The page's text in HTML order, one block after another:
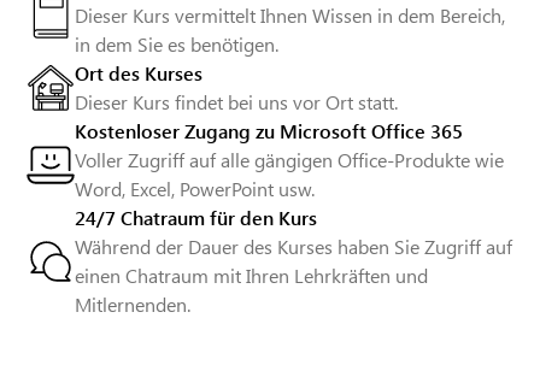
Dieser Kurs vermittelt Ihnen Wissen in dem Bereich,
in dem Sie es benötigen.
Ort des Kurses
Dieser Kurs findet bei uns vor Ort statt.
Kostenloser Zugang zu Microsoft Office 365
Voller Zugriff auf alle gängigen Office-Produkte wie
Word, Excel, PowerPoint usw.
24/7 Chatraum für den Kurs
Während der Dauer des Kurses haben Sie Zugriff auf
einen Chatraum mit Ihren Lehrkräften und
Mitlernenden.